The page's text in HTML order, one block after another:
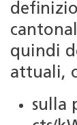
quindi
attuali,
sulla